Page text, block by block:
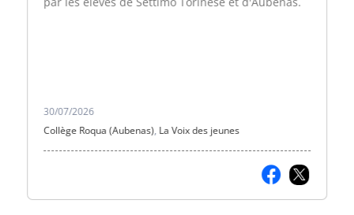
30/07/2026
Collège Roqua (Aubenas), La Voix des jeunes